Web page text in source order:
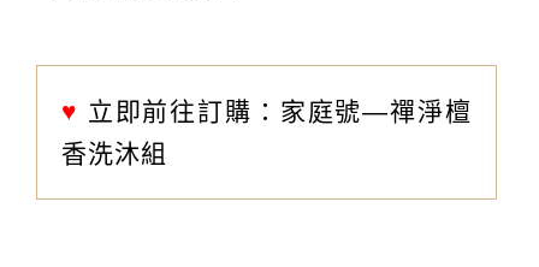
♥ 立即前往訂購： 家庭號—禪淨檀
香洗沐組